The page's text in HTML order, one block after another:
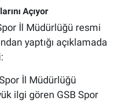
Açıyor
İl Müdürlüğü resmi
yaptığı açıklamada
İl Müdürlüğü
ilgi gören GSB Spor